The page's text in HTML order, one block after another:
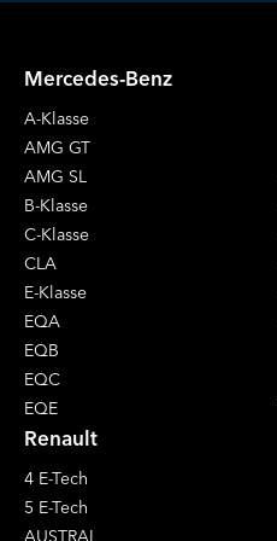
Mercedes-Benz
A-Klasse
AMG GT
AMG SL
B-Klasse
C-Klasse
CLA
E-Klasse
EQA
EQB
EQC
EQE
Renault
4 E-Tech
5 E-Tech
AUSTRAL